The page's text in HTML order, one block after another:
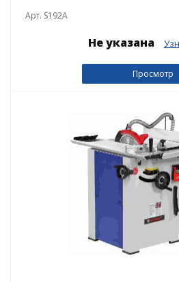
Арт. S192A
Не указана
Просмотр